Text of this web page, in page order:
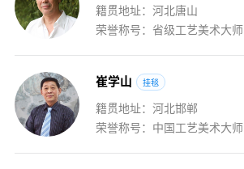
籍贯地址：河北唐山
荣誉称号：省级工艺美术大师
崔学山 挂毯
籍贯地址：河北邯郸
荣誉称号：中国工艺美术大师